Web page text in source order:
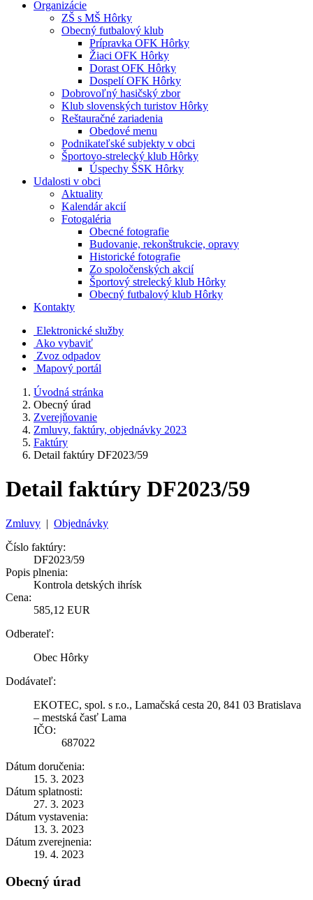
Organizácie
ZŠ s MŠ Hôrky
Obecný futbalový klub
Prípravka OFK Hôrky
Žiaci OFK Hôrky
Dorast OFK Hôrky
Dospelí OFK Hôrky
Dobrovoľný hasičský zbor
Klub slovenských turistov Hôrky
Reštauračné zariadenia
Obedové menu
Podnikateľské subjekty v obci
Športovo-strelecký klub Hôrky
Úspechy ŠSK Hôrky
Udalosti v obci
Aktuality
Kalendár akcií
Fotogaléria
Obecné fotografie
Budovanie, rekonštrukcie, opravy
Historické fotografie
Zo spoločenských akcií
Športový strelecký klub Hôrky
Obecný futbalový klub Hôrky
Kontakty
Elektronické služby
Ako vybaviť
Zvoz odpadov
Mapový portál
Úvodná stránka
Obecný úrad
Zverejňovanie
Zmluvy, faktúry, objednávky 2023
Faktúry
Detail faktúry DF2023/59
Detail faktúry DF2023/59
Zmluvy | Objednávky
Číslo faktúry:
DF2023/59
Popis plnenia:
Kontrola detských ihrísk
Cena:
585,12 EUR
Odberateľ:
Obec Hôrky
Dodávateľ:
EKOTEC, spol. s r.o., Lamačská cesta 20, 841 03 Bratislava
– mestská časť Lama
IČO:
687022
Dátum doručenia:
15. 3. 2023
Dátum splatnosti:
27. 3. 2023
Dátum vystavenia:
13. 3. 2023
Dátum zverejnenia:
19. 4. 2023
Obecný úrad